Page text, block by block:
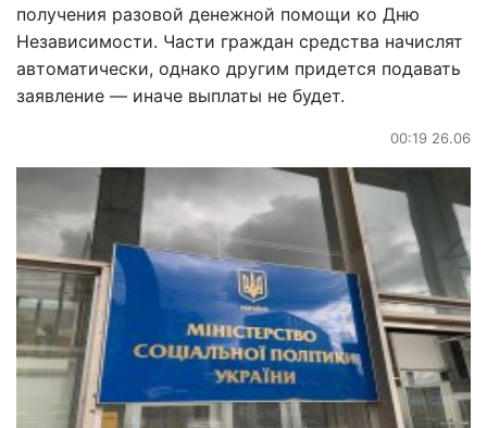
получения разовой денежной помощи ко Дню
Независимости. Части граждан средства начислят
автоматически, однако другим придется подавать
заявление — иначе выплаты не будет.
00:19 26.06